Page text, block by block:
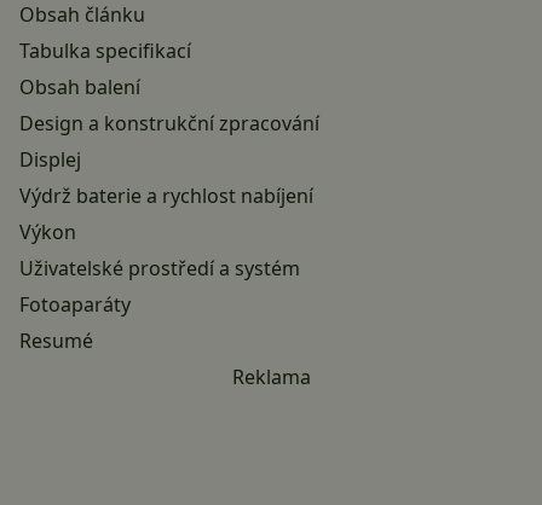
Obsah článku
Tabulka specifikací
Obsah balení
Design a konstrukční zpracování
Displej
Výdrž baterie a rychlost nabíjení
Výkon
Uživatelské prostředí a systém
Fotoaparáty
Resumé
Reklama